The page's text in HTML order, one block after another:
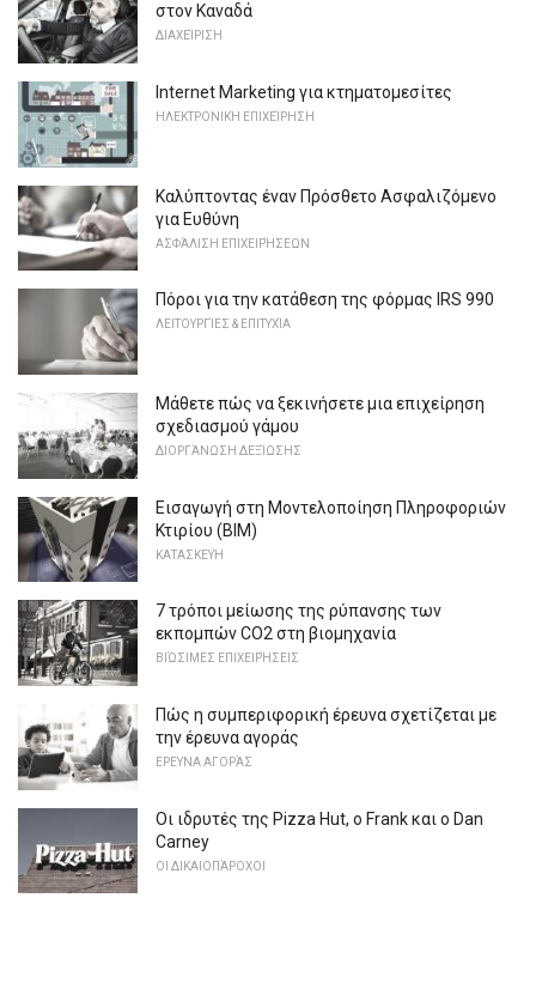
στον Καναδά
ΔΙΑΧΕΊΡΙΣΗ
Internet Marketing για κτηματομεσίτες
ΗΛΕΚΤΡΟΝΙΚΉ ΕΠΙΧΕΊΡΗΣΗ
Καλύπτοντας έναν Πρόσθετο Ασφαλιζόμενο
για Ευθύνη
ΑΣΦΆΛΙΣΗ ΕΠΙΧΕΙΡΉΣΕΩΝ
Πόροι για την κατάθεση της φόρμας IRS 990
ΛΕΙΤΟΥΡΓΊΕΣ & ΕΠΙΤΥΧΊΑ
Μάθετε πώς να ξεκινήσετε μια επιχείρηση
σχεδιασμού γάμου
ΔΙΟΡΓΆΝΩΣΗ ΔΕΞΊΩΣΗΣ
Εισαγωγή στη Μοντελοποίηση Πληροφοριών
Κτιρίου (BIM)
ΚΑΤΑΣΚΕΥΉ
7 τρόποι μείωσης της ρύπανσης των
εκπομπών CO2 στη βιομηχανία
ΒΙΏΣΙΜΕΣ ΕΠΙΧΕΙΡΉΣΕΙΣ
Πώς η συμπεριφορική έρευνα σχετίζεται με
την έρευνα αγοράς
ΕΡΕΥΝΑ ΑΓΟΡΆΣ
Οι ιδρυτές της Pizza Hut, ο Frank και ο Dan
Carney
ΟΙ ΔΙΚΑΙΟΠΆΡΟΧΟΙ